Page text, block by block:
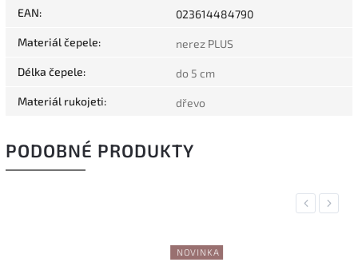
EAN: 023614484790
Materiál čepele: nerez PLUS
Délka čepele: do 5 cm
Materiál rukojeti: dřevo
PODOBNÉ PRODUKTY
Previous
Next